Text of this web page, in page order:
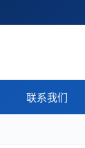
联系我们